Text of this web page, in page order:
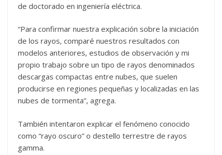
de doctorado en ingeniería eléctrica.
“Para confirmar nuestra explicación sobre la iniciación
de los rayos, comparé nuestros resultados con
modelos anteriores, estudios de observación y mi
propio trabajo sobre un tipo de rayos denominados
descargas compactas entre nubes, que suelen
producirse en regiones pequeñas y localizadas en las
nubes de tormenta”, agrega.
También intentaron explicar el fenómeno conocido
como “rayo oscuro” o destello terrestre de rayos
gamma.